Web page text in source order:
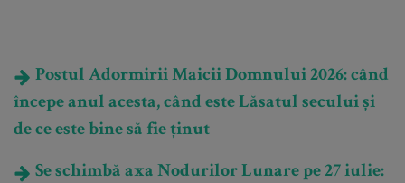
Postul Adormirii Maicii Domnului 2026: când
începe anul acesta, când este Lăsatul secului și
de ce este bine să fie ținut
Se schimbă axa Nodurilor Lunare pe 27 iulie: